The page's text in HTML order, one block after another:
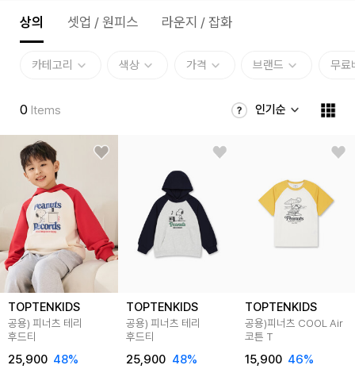
상의 셋업 / 원피스 라운지 / 잡화
카테고리 색상 가격 브랜드 무료
0 Items 인기순
TOPTENKIDS
공용) 피너츠 테리
후드티
25,900 48%
TOPTENKIDS
공용) 피너츠 테리
후드티
25,900 48%
TOPTENKIDS
공용)피너츠 COOL Air
코튼 T
15,900 46%